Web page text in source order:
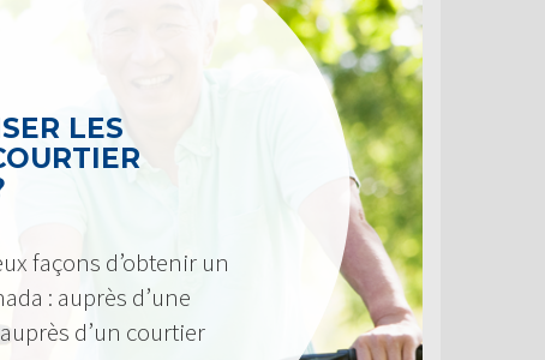
LES
façons d’obtenir un
: auprès d’une
d’un courtier